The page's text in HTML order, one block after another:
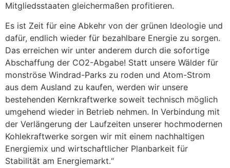
Mitgliedsstaaten gleichermaßen profitieren.
Es ist Zeit für eine Abkehr von der grünen Ideologie und
dafür, endlich wieder für bezahlbare Energie zu sorgen.
Das erreichen wir unter anderem durch die sofortige
Abschaffung der CO2-Abgabe! Statt unsere Wälder für
monströse Windrad-Parks zu roden und Atom-Strom
aus dem Ausland zu kaufen, werden wir unsere
bestehenden Kernkraftwerke soweit technisch möglich
umgehend wieder in Betrieb nehmen. In Verbindung mit
der Verlängerung der Laufzeiten unserer hochmodernen
Kohlekraftwerke sorgen wir mit einem nachhaltigen
Energiemix und wirtschaftlicher Planbarkeit für
Stabilität am Energiemarkt.“